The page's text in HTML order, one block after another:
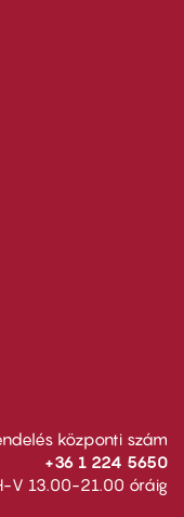
központi szám
+36 1 224 5650
V 13.00-21.00 óráig